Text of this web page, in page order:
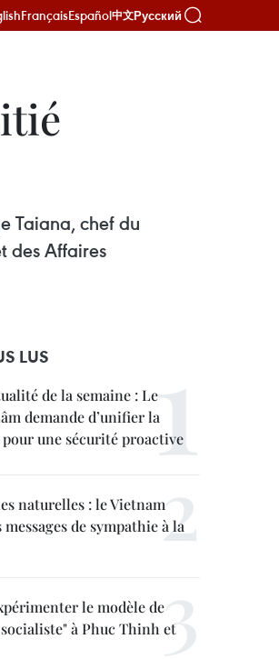
FrançaisEspañol中文Русский
Taiana, chef du
des Affaires
LUS
de la semaine : Le
demande d’unifier la
une sécurité proactive
naturelles : le Vietnam
messages de sympathie à la
le modèle de
à Phuc Thinh et